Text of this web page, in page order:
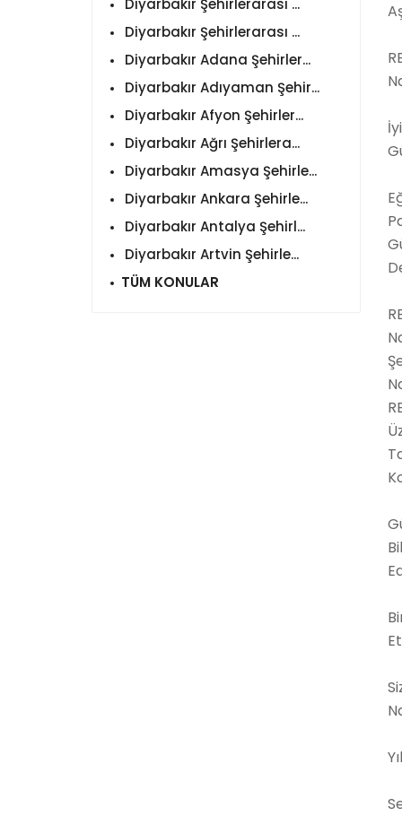
Diyarbakır Şehirlerarası ...
Diyarbakır Şehirlerarası ...
Diyarbakır Adana Şehirler...
Diyarbakır Adıyaman Şehir...
Diyarbakır Afyon Şehirler...
Diyarbakır Ağrı Şehirlera...
Diyarbakır Amasya Şehirle...
Diyarbakır Ankara Şehirle...
Diyarbakır Antalya Şehirl...
Diyarbakır Artvin Şehirle...
TÜM KONULAR